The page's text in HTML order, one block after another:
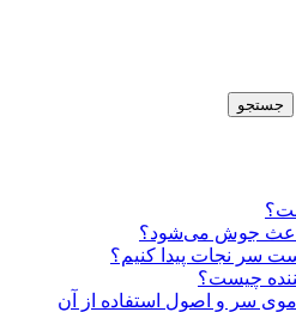
جستجو
باعث جوش می‌شود؟
سر نجات پیدا کنیم؟
چیست؟
سر و اصول استفاده از آن